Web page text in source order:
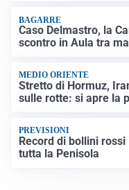
BAGARRE
Caso Delmastro, la
scontro in Aula tra
MEDIO ORIENTE
Stretto di Hormuz,
sulle rotte: si apre la
PREVISIONI
Record di bollini
tutta la Penisola